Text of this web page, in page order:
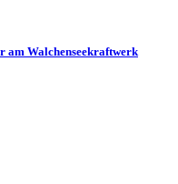
am Walchenseekraftwerk